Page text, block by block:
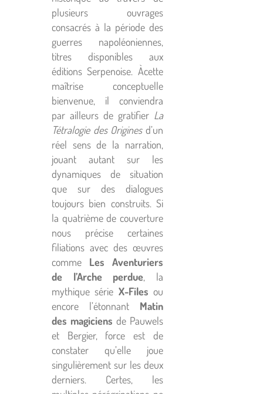
plusieurs ouvrages
consacrés à la période des
guerres napoléoniennes,
titres disponibles aux
éditions Serpenoise. Àcette
maîtrise conceptuelle
bienvenue, il conviendra
par ailleurs de gratifier La
Tétralogie des Originesd’un
réel sens de la narration,
jouant autant sur les
dynamiques de situation
que sur des dialogues
toujours bien construits. Si
la quatrième de couverture
nous précise certaines
filiations avec des œuvres
comme Les Aventuriers
de l’Arche perdue, la
mythique série X-Filesou
encore l’étonnant Matin
des magiciensde Pauwels
et Bergier, force est de
constater qu’elle joue
singulièrement sur les deux
derniers. Certes, les